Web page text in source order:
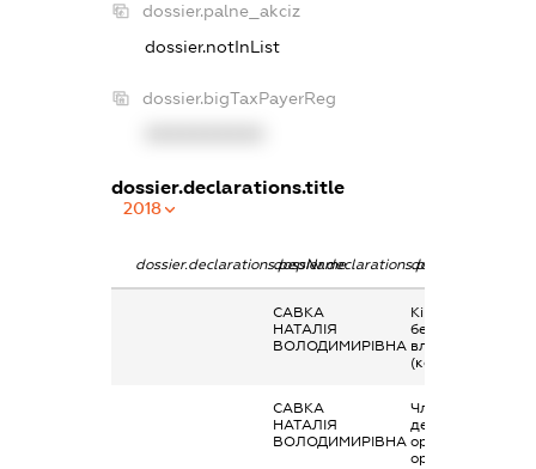
dossier.palne_akciz
dossier.notInList
dossier.bigTaxPayerReg
dossier.declarations.title
2018
dossier.declarations.pepNamedossier.declarations.personName
САВКА
НАТАЛІЯ
ВОЛОДИМИРІВНА
Кінцевий
бенефіціарний
власник
(контролер)
САВКА
НАТАЛІЯ
ВОЛОДИМИРІВНА
Членство
декларування в
організаціях та їх
органах